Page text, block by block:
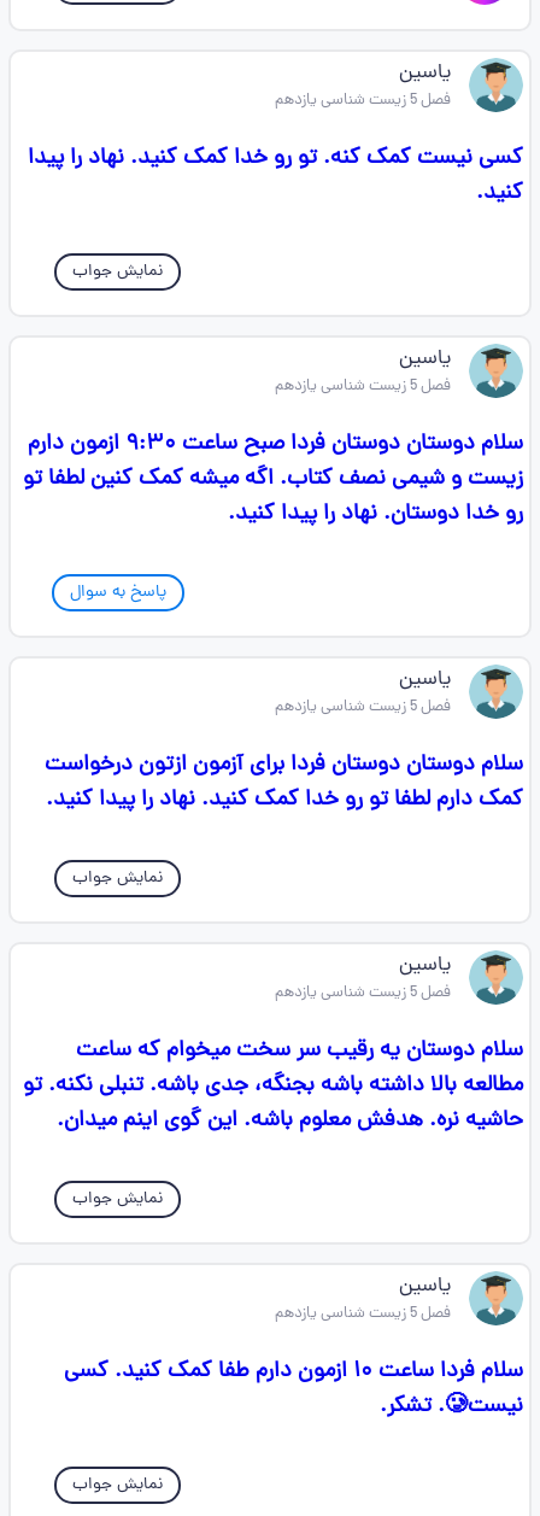
یاسین
فصل 5 زیست شناسی یازدهم
کسی نیست کمک کنه. تو رو خدا کمک کنید. نهاد را پیدا
کنید.
نمایش جواب
یاسین
فصل 5 زیست شناسی یازدهم
سلام دوستان دوستان فردا صبح ساعت ۹:۳۰ ازمون دارم
زیست و شیمی نصف کتاب. اگه میشه کمک کنین لطفا تو
رو خدا دوستان. نهاد را پیدا کنید.
پاسخ به سوال
یاسین
فصل 5 زیست شناسی یازدهم
سلام دوستان دوستان فردا برای آزمون ازتون درخواست
کمک دارم لطفا تو رو خدا کمک کنید. نهاد را پیدا کنید.
نمایش جواب
یاسین
فصل 5 زیست شناسی یازدهم
سلام دوستان یه رقیب سر سخت میخوام که ساعت
مطالعه بالا داشته باشه بجنگه، جدی باشه. تنبلی نکنه. تو
حاشیه نره. هدفش معلوم باشه. این گوی اینم میدان.
نمایش جواب
یاسین
فصل 5 زیست شناسی یازدهم
سلام فردا ساعت ۱۰ ازمون دارم طفا کمک کنید. کسی
نیست🥲. تشکر.
نمایش جواب